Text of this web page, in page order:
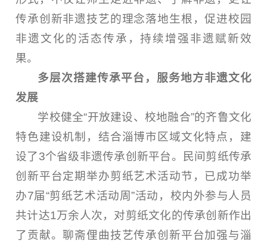
传承创新非遗技艺的理念落地生根，促进校园
非遗文化的活态传承，持续增强非遗赋新效
果。
多层次搭建传承平台，服务地方非遗文化
发展
学校健全“开放建设、校地融合”的齐鲁文化
特色建设机制，结合淄博市区域文化特点，建
设了3个省级非遗传承创新平台。民间剪纸传承
创新平台定期举办剪纸艺术活动节，已成功举
办7届“剪纸艺术活动周”活动，校内外参与人员
共计达1万余人次，对剪纸文化的传承创新作出
了贡献。聊斋俚曲技艺传承创新平台加强与淄